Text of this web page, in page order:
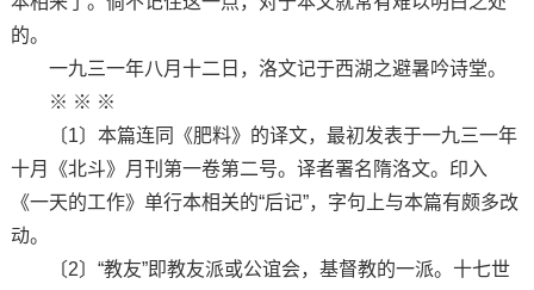
的。
一九三一年八月十二日，洛文记于西湖之避暑吟诗堂。
※ ※ ※
〔1〕本篇连同《肥料》的译文，最初发表于一九三一年
十月《北斗》月刊第一卷第二号。译者署名隋洛文。印入
《一天的工作》单行本相关的“后记”，字句上与本篇有颇多改
动。
〔2〕“教友”即教友派或公谊会，基督教的一派。十七世